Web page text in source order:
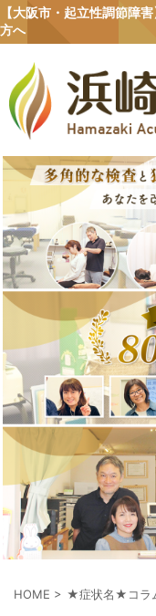
【大阪市・起立性調節障
方へ
HOME > ★症状名★コラ